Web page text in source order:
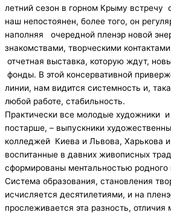
летний сезон в горном Крыму встречу
наш непостоянен, более того, он
наполняя очередной пленэр новой
знакомствами, творческими
отчетная выставка, которую ждут,
фонды. В этой консервативной
линии, нам видится системность и,
любой работе, стабильность.
Практически все молодые художники и
постарше, – выпускники
колледжей Киева и Львова, Харькова
воспитанные в давних живописных
сформированы ментальностью родного
Система образования, становления
исчисляется десятилетиями, и на
прослеживается эта разность, отличия